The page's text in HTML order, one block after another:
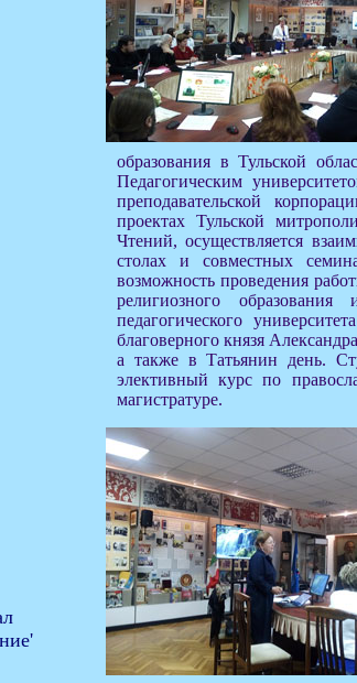
образования в Тульской
Педагогическим
преподавательской
проектах Тульской
Чтений, осуществляется
столах и совместных
возможность проведения
религиозного
педагогического
благоверного князя
а также в Татьянин день.
элективный курс по
магистратуре.